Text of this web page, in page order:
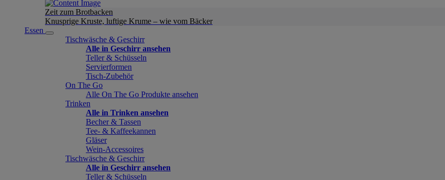
Zeit zum Brotbacken
Knusprige Kruste, luftige Krume – wie vom Bäcker
Essen
Tischwäsche & Geschirr
Alle in Geschirr ansehen
Teller & Schüsseln
Servierformen
Tisch-Zubehör
On The Go
Alle On The Go Produkte ansehen
Trinken
Alle in Trinken ansehen
Becher & Tassen
Tee- & Kaffeekannen
Gläser
Wein-Accessoires
Tischwäsche & Geschirr
Alle in Geschirr ansehen
Teller & Schüsseln